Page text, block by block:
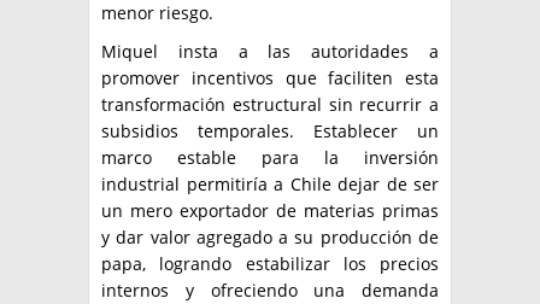
menor riesgo.
Miquel insta a las autoridades a
promover incentivos que faciliten esta
transformación estructural sin recurrir a
subsidios temporales. Establecer un
marco estable para la inversión
industrial permitiría a Chile dejar de ser
un mero exportador de materias primas
y dar valor agregado a su producción de
papa, logrando estabilizar los precios
internos y ofreciendo una demanda